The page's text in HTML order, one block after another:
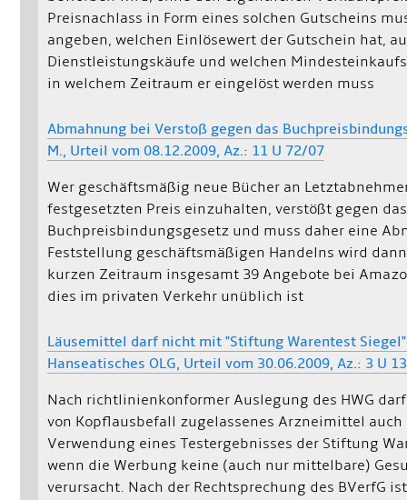
Preisnachlass in Form eines solchen Gutscheins
angeben, welchen Einlösewert der Gutschein hat,
Dienstleistungskäufe und welchen
in welchem Zeitraum er eingelöst werden muss
Abmahnung bei Verstoß gegen das
M., Urteil vom 08.12.2009, Az.: 11 U 72/07
Wer geschäftsmäßig neue Bücher an
festgesetzten Preis einzuhalten, verstößt gegen das
Buchpreisbindungsgesetz und muss daher eine
Feststellung geschäftsmäßigen Handelns wird
kurzen Zeitraum insgesamt 39 Angebote bei
dies im privaten Verkehr unüblich ist
Läusemittel darf nicht mit "Stiftung Warentest
Hanseatisches OLG, Urteil vom 30.06.2009, Az.: 3 U
Nach richtlinienkonformer Auslegung des HWG
von Kopflausbefall zugelassenes Arzneimittel
Verwendung eines Testergebnisses der Stiftung
wenn die Werbung keine (auch nur mittelbare)
verursacht. Nach der Rechtsprechung des BVerfG